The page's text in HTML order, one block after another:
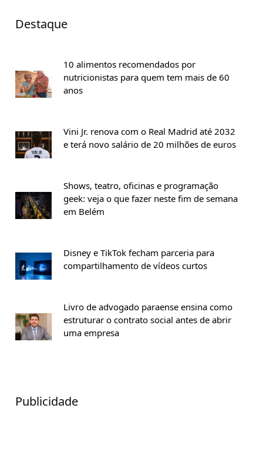
Destaque
10 alimentos recomendados por
nutricionistas para quem tem mais de 60
anos
Vini Jr. renova com o Real Madrid até 2032
e terá novo salário de 20 milhões de euros
Shows, teatro, oficinas e programação
geek: veja o que fazer neste fim de semana
em Belém
Disney e TikTok fecham parceria para
compartilhamento de vídeos curtos
Livro de advogado paraense ensina como
estruturar o contrato social antes de abrir
uma empresa
Publicidade